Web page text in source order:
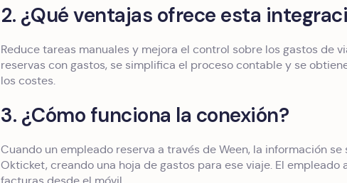
2. ¿Qué ventajas ofrece esta
Reduce tareas manuales y mejora el control sobre los gastos de
reservas con gastos, se simplifica el proceso contable y se
los costes.
3. ¿Cómo funciona la conexión?
Cuando un empleado reserva a través de Ween, la información se
Okticket, creando una hoja de gastos para ese viaje. El empleado